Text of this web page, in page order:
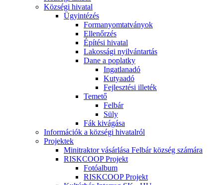
Községi hivatal
Ügyintézés
Formanyomtatványok
Ellenőrzés
Építési hivatal
Lakossági nyilvántartás
Dane a poplatky
Ingatlanadó
Kutyaadó
Fejlesztési illeték
Temető
Felbár
Süly
Fák kivágása
Információk a községi hivatalról
Projektek
Minitraktor vásárlása Felbár község számára
RISKCOOP Projekt
Fotóalbum
RISKCOOP Projekt